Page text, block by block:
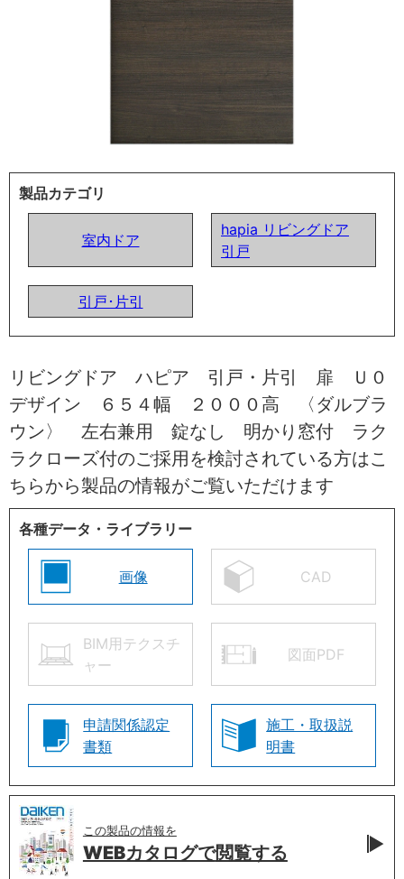
製品カテゴリ
室内ドア
hapia リビングドア
引戸
引戸･片引
リビングドア ハピア 引戸・片引 扉 Ｕ０
デザイン ６５４幅 ２０００高 〈ダルブラ
ウン〉 左右兼用 錠なし 明かり窓付 ラク
ラクローズ付のご採用を検討されている方はこ
ちらから製品の情報がご覧いただけます
各種データ・ライブラリー
画像 CAD
BIM用テクスチ
ャー
図面PDF
申請関係認定
書類
施工・取扱説
明書
この製品の情報を
WEBカタログで閲覧する